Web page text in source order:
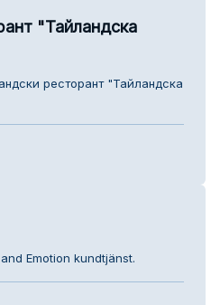
"Тайландска
ресторант "Тайландска
Emotion kundtjänst.